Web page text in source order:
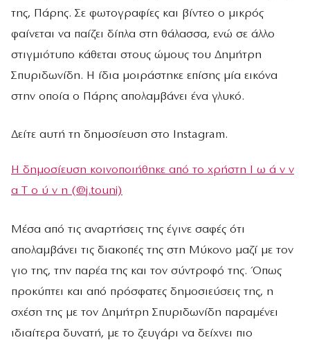
της, Πάρης. Σε φωτογραφίες και βίντεο ο μικρός
φαίνεται να παίζει δίπλα στη θάλασσα, ενώ σε άλλο
στιγμιότυπο κάθεται στους ώμους του Δημήτρη
Σπυριδωνίδη. Η ίδια μοιράστηκε επίσης μία εικόνα
στην οποία ο Πάρης απολαμβάνει ένα γλυκό.
Δείτε αυτή τη δημοσίευση στο Instagram.
Η δημοσίευση κοινοποιήθηκε από το χρήστη Ι ω ά ν ν
α Τ ο ύ ν η (@j.touni)
Μέσα από τις αναρτήσεις της έγινε σαφές ότι
απολαμβάνει τις διακοπές της στη Μύκονο μαζί με τον
γιο της, την παρέα της και τον σύντροφό της. Όπως
προκύπτει και από πρόσφατες δημοσιεύσεις της, η
σχέση της με τον Δημήτρη Σπυριδωνίδη παραμένει
ιδιαίτερα δυνατή, με το ζευγάρι να δείχνει πιο